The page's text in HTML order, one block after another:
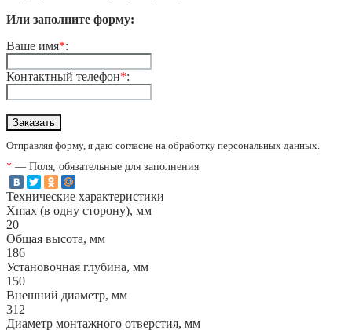
Или заполните форму:
Ваше имя*:
Контактный телефон*:
Отправляя форму, я даю согласие на обработку персональных данных.
* — Поля, обязательные для заполнения
Технические характеристики
Xmax (в одну сторону), мм
20
Общая высота, мм
186
Установочная глубина, мм
150
Внешний диаметр, мм
312
Диаметр монтажного отверстия, мм